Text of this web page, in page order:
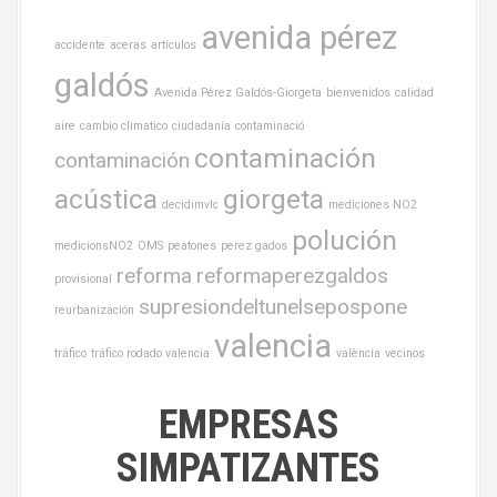
accidente aceras artículos avenida pérez
galdós Avenida Pérez Galdós-Giorgeta bienvenidos calidad
aire cambio climatico ciudadanía contaminació
contaminación contaminación
acústica decidimvlc giorgeta mediciones NO2
medicionsNO2 OMS peatones perez gados polución
provisional reforma reformaperezgaldos
reurbanización supresiondeltunelsepospone
tráfico tráfico rodado valencia valencia valència vecinos
EMPRESAS
SIMPATIZANTES